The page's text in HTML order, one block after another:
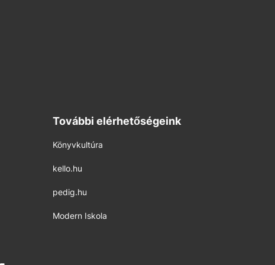
További elérhetőségeink
Könyvkultúra
kello.hu
pedig.hu
Modern Iskola